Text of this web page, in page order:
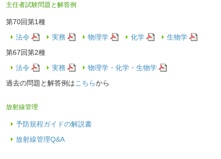
主任者試験問題と解答例
第70回第1種
法令
実務 物理学 化学
生物学
第67回第2種
法令
実務
物理学・化学・生物学
過去の問題と解答例はこちらから
放射線管理
予防規程ガイドの解説書
放射線管理Q&A